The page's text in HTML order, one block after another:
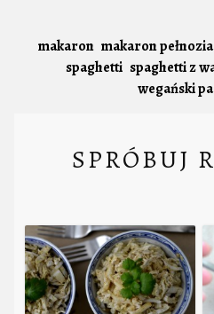
makaron makaron
spaghetti spaghetti z
wegański
SPRÓBUJ